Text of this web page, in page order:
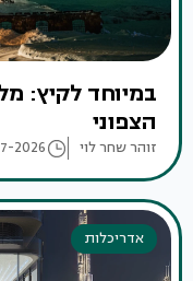
במיוחד לקיץ:
הצפוני
זוהר שחר לוי 2026
אדריכלות